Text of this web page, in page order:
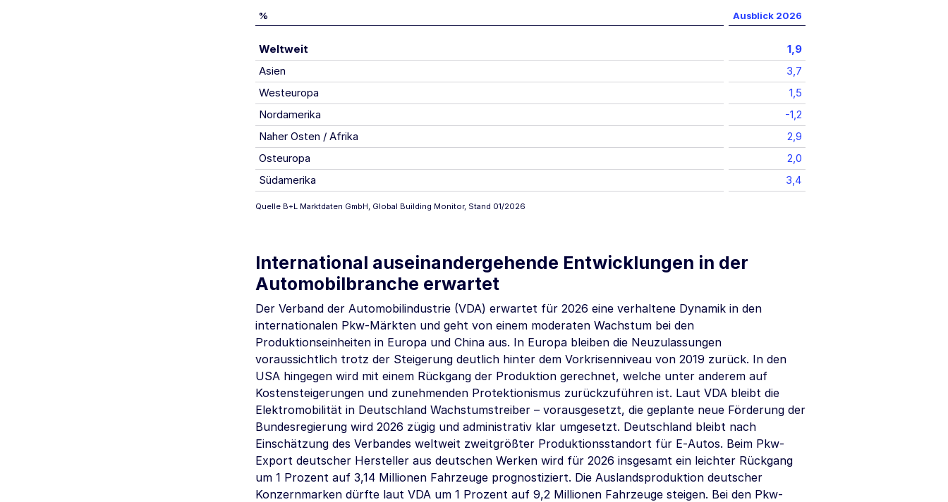
% Ausblick 2026
Weltweit
1,9
Asien
3,7
Westeuropa
1,5
Nordamerika
-1,2
Naher Osten / Afrika
2,9
Osteuropa
2,0
Südamerika
3,4
Quelle B+L Marktdaten GmbH, Global Building Monitor, Stand 01/2026
International auseinandergehende Entwicklungen in der
Automobilbranche erwartet
Der Verband der Automobilindustrie (VDA) erwartet für 2026 eine verhaltene Dynamik in den
internationalen Pkw-Märkten und geht von einem moderaten Wachstum bei den
Produktionseinheiten in Europa und China aus. In Europa bleiben die Neuzulassungen
voraussichtlich trotz der Steigerung deutlich hinter dem Vorkrisenniveau von 2019 zurück. In den
USA hingegen wird mit einem Rückgang der Produktion gerechnet, welche unter anderem auf
Kostensteigerungen und zunehmenden Protektionismus zurückzuführen ist. Laut VDA bleibt die
Elektromobilität in Deutschland Wachstumstreiber – vorausgesetzt, die geplante neue Förderung der
Bundesregierung wird 2026 zügig und administrativ klar umgesetzt. Deutschland bleibt nach
Einschätzung des Verbandes weltweit zweitgrößter Produktionsstandort für E‑Autos. Beim Pkw-
Export deutscher Hersteller aus deutschen Werken wird für 2026 insgesamt ein leichter Rückgang
um 1 Prozent auf 3,14 Millionen Fahrzeuge prognostiziert. Die Auslandsproduktion deutscher
Konzernmarken dürfte laut VDA um 1 Prozent auf 9,2 Millionen Fahrzeuge steigen. Bei den Pkw-